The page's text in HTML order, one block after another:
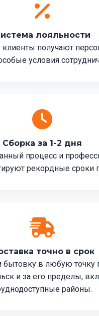
лояльности
получают
условия
Сборка за 1-2 дня
процесс и
рекордные сроки
точно в срок
в любую точку
и за его пределы,
районы.